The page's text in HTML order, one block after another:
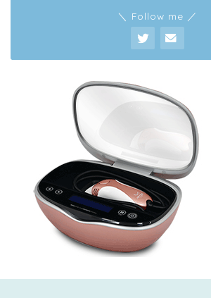
＼ Follow me ／